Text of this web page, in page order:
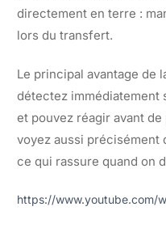
directement en terre :
lors du transfert.
Le principal avantage de
détectez immédiatement
et pouvez réagir avant
voyez aussi précisément
ce qui rassure quand on
https://www.youtube.com/